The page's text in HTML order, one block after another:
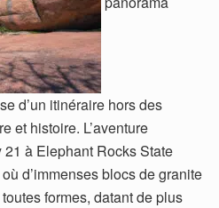
d’un itinéraire hors des
et histoire. L’aventure
à Elephant Rocks State
d’immenses blocs de granite
formes, datant de plus